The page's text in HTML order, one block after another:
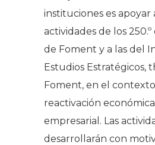
instituciones es apoyar
actividades de los
de Foment y a las del
Estudios Estratégicos,
Foment, en el
reactivación
empresarial. Las
desarrollarán con